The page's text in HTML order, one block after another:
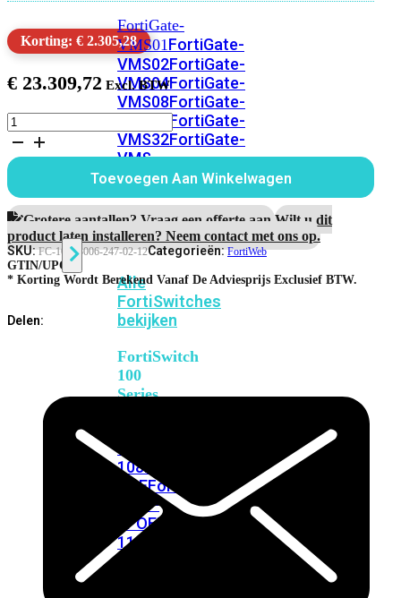
FortiGate-
VMS01FortiGate-
VMS02FortiGate-
VMS04FortiGate-
VMS08FortiGate-
FortiGate-
VMS32FortiGate-
VMS
Unlimited
Switch
Alle
FortiSwitches
bekijken
FortiSwitch
100
Series
108F-
POEFortiSwitch
108F-
FPOEFortiSwitch
110G-
Korting: € 2.305,28
€ 23.309,72
FortiWeb-
3000E
jaar
FortiCare
Premium
Support
aantal
Toevoegen Aan Winkelwagen
Grotere aantallen? Vraag een offerte aan.Wilt u dit
product laten installeren? Neem contact met ons op.
SKU:FC-10-V3006-247-02-12Categorieën:FortiWeb
GTIN/UPC:
* Korting Wordt Berekend Vanaf De Adviesprijs Exclusief BTW.
Delen: